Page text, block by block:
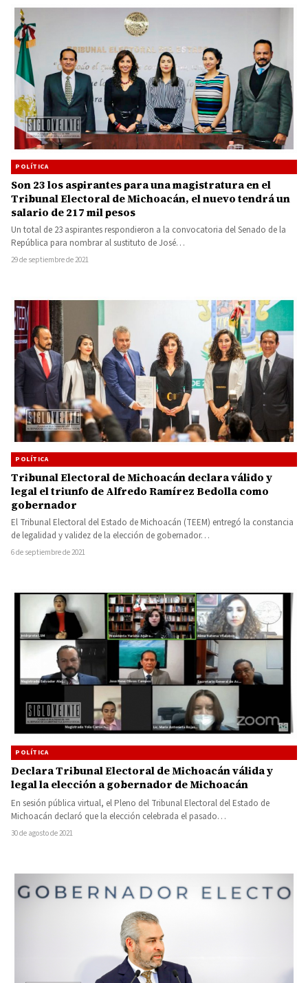
POLÍTICA
Son 23 los aspirantes para una magistratura en el
Tribunal Electoral de Michoacán, el nuevo tendrá un
salario de 217 mil pesos
Un total de 23 aspirantes respondieron a la convocatoria del Senado de la
República para nombrar al sustituto de José…
29 de septiembre de 2021
POLÍTICA
Tribunal Electoral de Michoacán declara válido y
legal el triunfo de Alfredo Ramírez Bedolla como
gobernador
El Tribunal Electoral del Estado de Michoacán (TEEM) entregó la constancia
de legalidad y validez de la elección de gobernador…
6 de septiembre de 2021
POLÍTICA
Declara Tribunal Electoral de Michoacán válida y
legal la elección a gobernador de Michoacán
En sesión pública virtual, el Pleno del Tribunal Electoral del Estado de
Michoacán declaró que la elección celebrada el pasado…
30 de agosto de 2021